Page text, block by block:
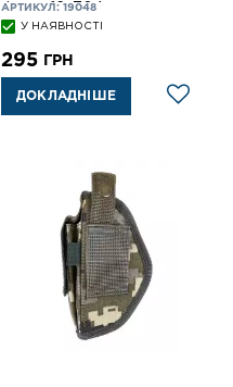
Форт-12, 704
АРТИКУЛ: 19048
У НАЯВНОСТІ
295 ГРН
ДОКЛАДНІШЕ